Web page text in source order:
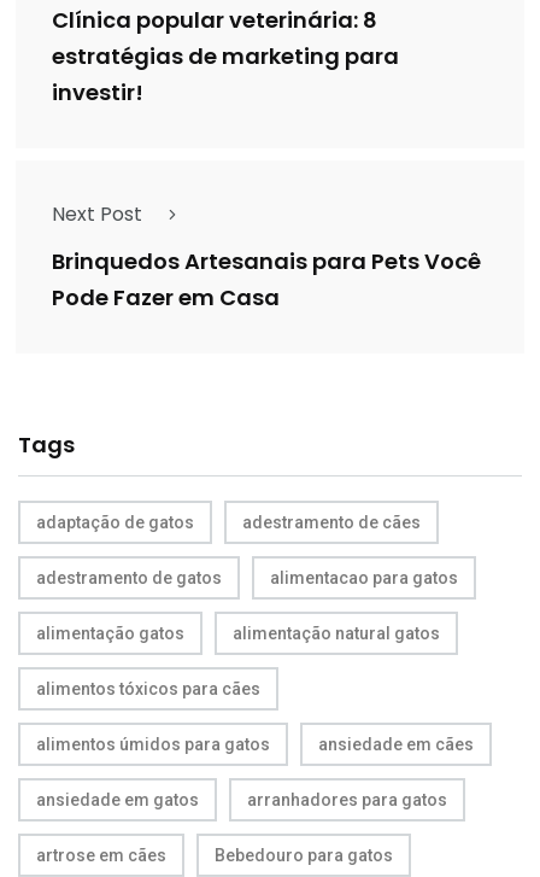
Clínica popular veterinária: 8
estratégias de marketing para
investir!
Next Post
Brinquedos Artesanais para Pets Você
Pode Fazer em Casa
Tags
adaptação de gatos adestramento de cães
adestramento de gatos alimentacao para gatos
alimentação gatos alimentação natural gatos
alimentos tóxicos para cães
alimentos úmidos para gatos ansiedade em cães
ansiedade em gatos arranhadores para gatos
artrose em cães Bebedouro para gatos